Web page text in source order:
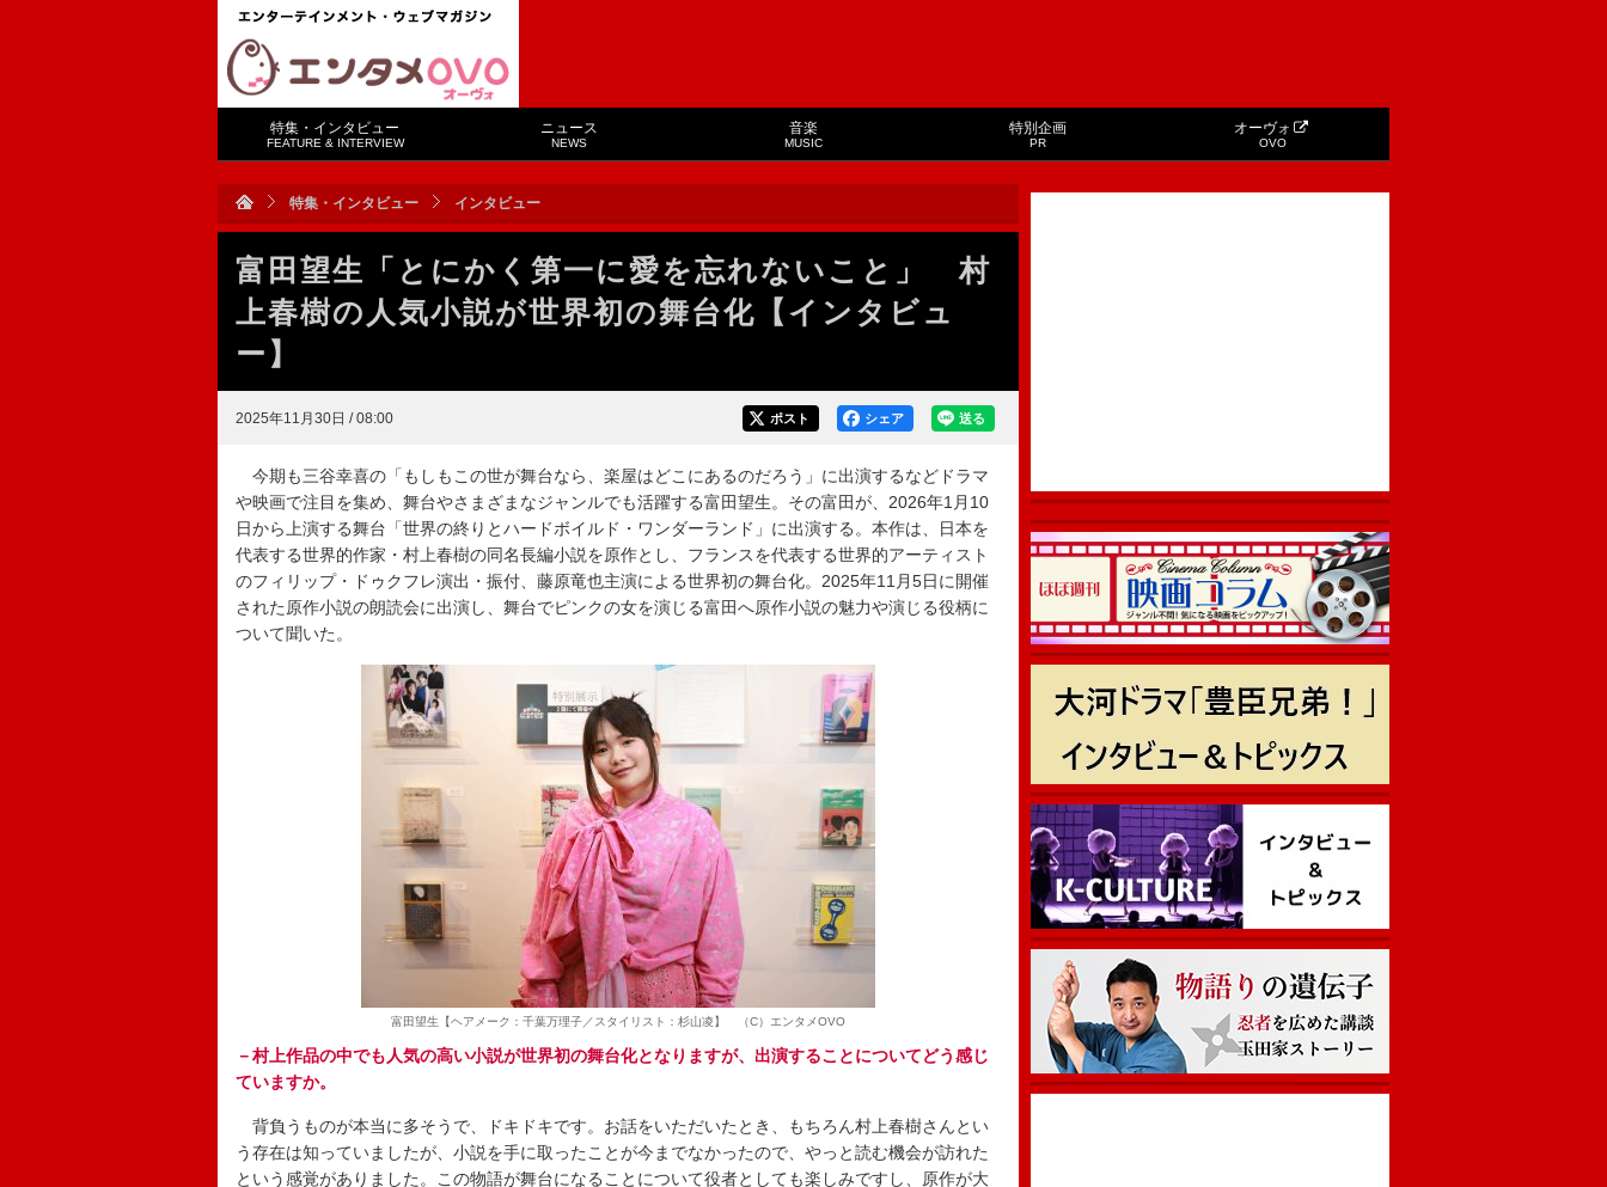
特集・インタビュー
FEATURE & INTERVIEW
ニュース
NEWS
音楽
MUSIC
特別企画
PR
オーヴォ
OVO
特集・インタビュー インタビュー
富田望生「とにかく第一に愛を忘れないこと」 村
上春樹の人気小説が世界初の舞台化【インタビュ
ー】
2025年11月30日 / 08:00 送る
シェア
ポスト
今期も三谷幸喜の「もしもこの世が舞台なら、楽屋はどこにあるのだろう」に出演するなどドラマ
や映画で注目を集め、舞台やさまざまなジャンルでも活躍する富田望生。その富田が、2026年1月10
日から上演する舞台「世界の終りとハードボイルド・ワンダーランド」に出演する。本作は、日本を
代表する世界的作家・村上春樹の同名長編小説を原作とし、フランスを代表する世界的アーティスト
のフィリップ・ドゥクフレ演出・振付、藤原竜也主演による世界初の舞台化。2025年11月5日に開催
された原作小説の朗読会に出演し、舞台でピンクの女を演じる富田へ原作小説の魅力や演じる役柄に
ついて聞いた。
富田望生【ヘアメーク：千葉万理子／スタイリスト：杉山凌】 （C）エンタメOVO
－村上作品の中でも人気の高い小説が世界初の舞台化となりますが、出演することについてどう感じ
ていますか。
背負うものが本当に多そうで、ドキドキです。お話をいただいたとき、もちろん村上春樹さんとい
う存在は知っていましたが、小説を手に取ったことが今までなかったので、やっと読む機会が訪れた
という感覚がありました。この物語が舞台になることについて役者としても楽しみですし、原作が大